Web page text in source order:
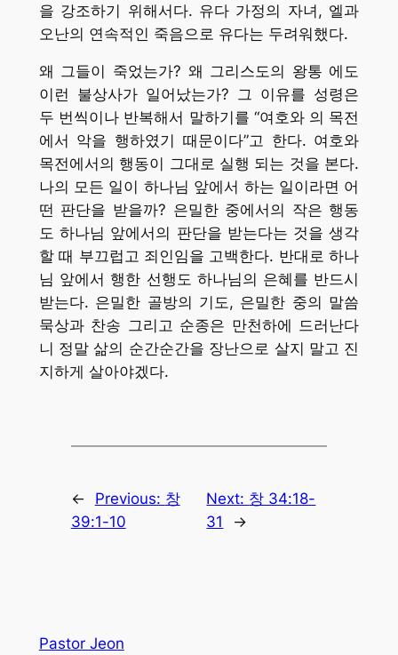
을 강조하기 위해서다. 유다 가정의 자녀, 엘과
오난의 연속적인 죽음으로 유다는 두려워했다.
왜 그들이 죽었는가? 왜 그리스도의 왕통 에도
이런 불상사가 일어났는가? 그 이유를 성령은
두 번씩이나 반복해서 말하기를 “여호와 의 목전
에서 악을 행하였기 때문이다”고 한다. 여호와
목전에서의 행동이 그대로 실행 되는 것을 본다.
나의 모든 일이 하나님 앞에서 하는 일이라면 어
떤 판단을 받을까? 은밀한 중에서의 작은 행동
도 하나님 앞에서의 판단을 받는다는 것을 생각
할 때 부끄럽고 죄인임을 고백한다. 반대로 하나
님 앞에서 행한 선행도 하나님의 은혜를 반드시
받는다. 은밀한 골방의 기도, 은밀한 중의 말씀
묵상과 찬송 그리고 순종은 만천하에 드러난다
니 정말 삶의 순간순간을 장난으로 살지 말고 진
지하게 살아야겠다.
← Previous: 창
39:1-10
Next: 창 34:18-
31
→
Pastor Jeon